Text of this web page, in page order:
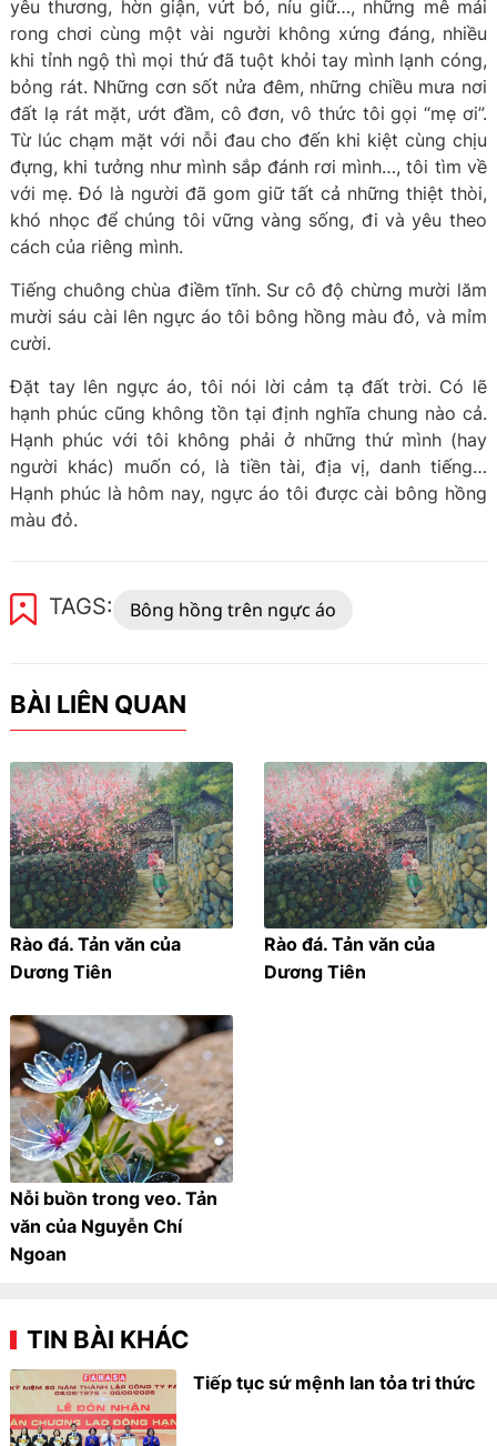
yêu thương, hờn giận, vứt bỏ, níu giữ…, những mê mải
rong chơi cùng một vài người không xứng đáng, nhiều
khi tỉnh ngộ thì mọi thứ đã tuột khỏi tay mình lạnh cóng,
bỏng rát. Những cơn sốt nửa đêm, những chiều mưa nơi
đất lạ rát mặt, ướt đầm, cô đơn, vô thức tôi gọi “mẹ ơi”.
Từ lúc chạm mặt với nỗi đau cho đến khi kiệt cùng chịu
đựng, khi tưởng như mình sắp đánh rơi mình…, tôi tìm về
với mẹ. Đó là người đã gom giữ tất cả những thiệt thòi,
khó nhọc để chúng tôi vững vàng sống, đi và yêu theo
cách của riêng mình.
Tiếng chuông chùa điềm tĩnh. Sư cô độ chừng mười lăm
mười sáu cài lên ngực áo tôi bông hồng màu đỏ, và mỉm
cười.
Đặt tay lên ngực áo, tôi nói lời cảm tạ đất trời. Có lẽ
hạnh phúc cũng không tồn tại định nghĩa chung nào cả.
Hạnh phúc với tôi không phải ở những thứ mình (hay
người khác) muốn có, là tiền tài, địa vị, danh tiếng…
Hạnh phúc là hôm nay, ngực áo tôi được cài bông hồng
màu đỏ.
TAGS: Bông hồng trên ngực áo
BÀI LIÊN QUAN
Rào đá. Tản văn của
Dương Tiên
Rào đá. Tản văn của
Dương Tiên
Nỗi buồn trong veo. Tản
văn của Nguyễn Chí
Ngoan
TIN BÀI KHÁC
Tiếp tục sứ mệnh lan tỏa tri thức